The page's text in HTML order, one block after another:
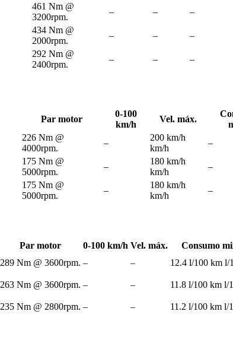
461 Nm @
3200rpm.
– – –
434 Nm @
2000rpm.
– – –
292 Nm @
2400rpm.
– – –
Par motor
0-100
km/h
Vel. máx.
226 Nm @
4000rpm.
–
200 km/h
km/h
–
175 Nm @
5000rpm.
–
180 km/h
km/h
–
175 Nm @
5000rpm.
–
180 km/h
km/h
–
Par motor 0-100 km/h Vel. máx. Consumo
289 Nm @ 3600rpm. – – 12.4 l/100 km l/
263 Nm @ 3600rpm. – – 11.8 l/100 km l/
235 Nm @ 2800rpm. – – 11.2 l/100 km l/